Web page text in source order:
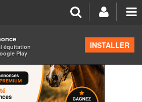
équitation
Play
INSTALLER